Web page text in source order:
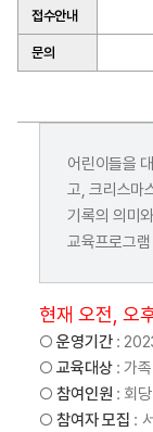
접수안내
문의
어린이들을
고, 크리스마
기록의 의미
교육프로그램
현재 오전, 오
○운영기간:
○교육대상: 가족
○참여인원 : 회
○참여자 모집 :